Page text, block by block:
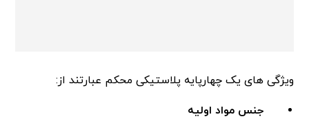
ویژگی های یک چهارپایه پلاستیکی محکم عبارتند از:
جنس مواد اولیه